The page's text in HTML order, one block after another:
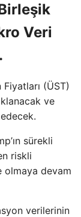
Veri
(ÜST)
ve
sürekli
riskli
olmaya devam
verilerinin